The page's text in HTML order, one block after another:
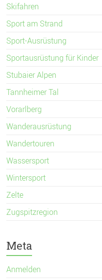
Skifahren
Sport am Strand
Sport-Ausrüstung
Sportausrüstung für Kinder
Stubaier Alpen
Tannheimer Tal
Vorarlberg
Wanderausrüstung
Wandertouren
Wassersport
Wintersport
Zelte
Zugspitzregion
Meta
Anmelden